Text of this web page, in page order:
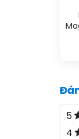
5
4